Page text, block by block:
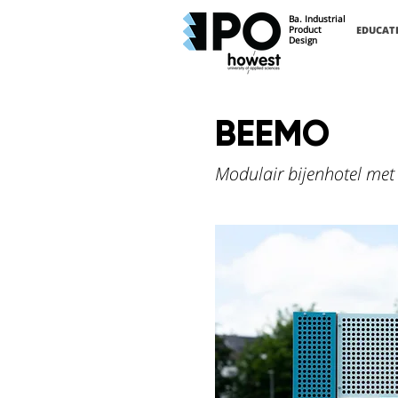
Ba. Industrial
Product
Design
BEEMO
Modulair bijenhotel